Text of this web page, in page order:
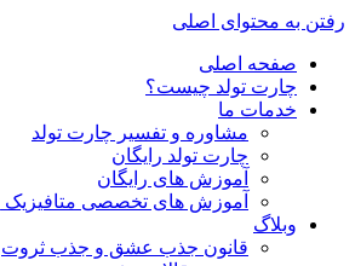
رفتن به محتوای اصلی
صفحه اصلی
چارت تولد چیست؟
خدمات ما
مشاوره و تفسیر چارت تولد
چارت تولد رایگان
آموزش های رایگان
آموزش های تخصصی متافیزیک
وبلاگ
قانون جذب عشق و جذب ثروت